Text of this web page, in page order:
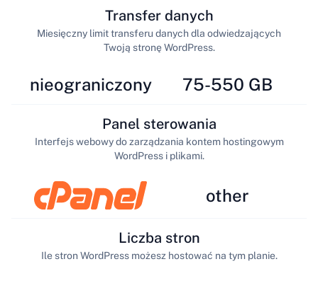
nieograniczony
Transfer danych
Miesięczny limit transferu danych dla odwiedzających
Twoją stronę WordPress.
75-550 GB
Panel sterowania
Interfejs webowy do zarządzania kontem hostingowym
WordPress i plikami.
other
Liczba stron
Ile stron WordPress możesz hostować na tym planie.